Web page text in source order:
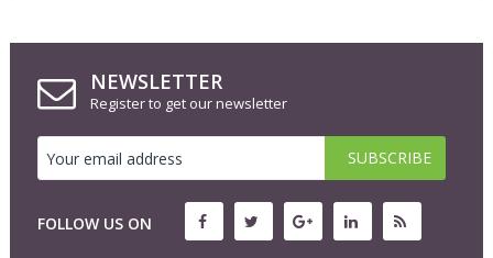
NEWSLETTER
Register to get our newsletter
FOLLOW US ON